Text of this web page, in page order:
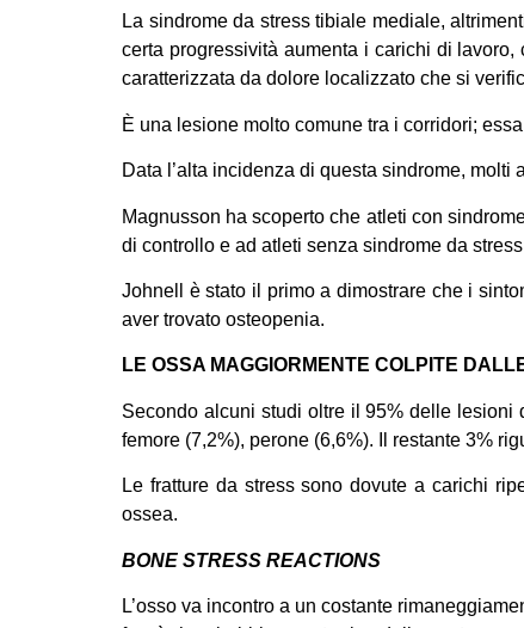
La sindrome da stress tibiale mediale,
certa progressività aumenta i carichi di
caratterizzata da dolore localizzato che si
È una lesione molto comune tra i corridori;
Data l’alta incidenza di questa sindrome, molti
Magnusson ha scoperto che atleti con
di controllo e ad atleti senza sindrome da
Johnell è stato il primo a dimostrare che i
aver trovato osteopenia.
LE OSSA MAGGIORMENTE COLPITE
Secondo alcuni studi oltre il 95% delle lesioni
femore (7,2%), perone (6,6%). Il restante 3%
Le fratture da stress sono dovute a carichi
ossea.
BONE STRESS REACTIONS
L’osso va incontro a un costante